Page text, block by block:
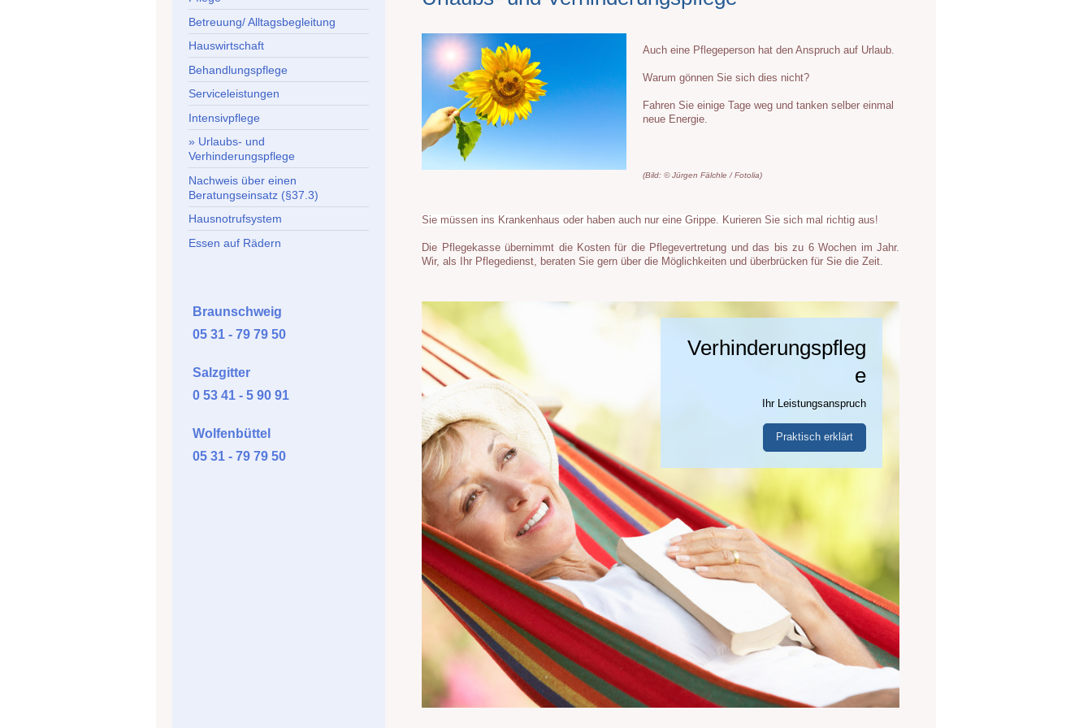
Auch eine Pflegeperson hat den Anspruch auf Urlaub.
Warum gönnen Sie sich dies nicht?
Fahren Sie einige Tage weg und tanken selber einmal
neue Energie.
(Bild: © Jürgen Fälchle / Fotolia)
Sie müssen ins Krankenhaus oder haben auch nur eine Grippe. Kurieren Sie sich mal richtig aus!
Die Pflegekasse übernimmt die Kosten für die Pflegevertretung und das bis zu 6 Wochen im Jahr.
Wir, als Ihr Pflegedienst, beraten Sie gern über die Möglichkeiten und überbrücken für Sie die Zeit.
Verhinderungspfleg
e
Ihr Leistungsanspruch
Praktisch erklärt
Betreuung/ Alltagsbegleitung
Hauswirtschaft
Behandlungspflege
Serviceleistungen
Intensivpflege
Urlaubs- und
Verhinderungspflege
Nachweis über einen
Beratungseinsatz (§37.3)
Hausnotrufsystem
Essen auf Rädern
Braunschweig
05 31 - 79 79 50
Salzgitter
0 53 41 - 5 90 91
Wolfenbüttel
05 31 - 79 79 50